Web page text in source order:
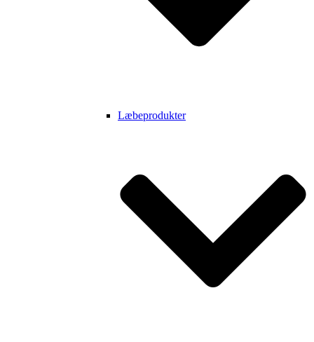
Læbeprodukter